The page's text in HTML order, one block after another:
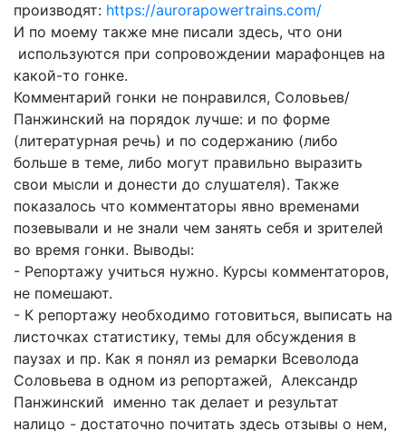
производят: https://aurorapowertrains.com/
И по моему также мне писали здесь, что они
используются при сопровождении марафонцев на
какой-то гонке.
Комментарий гонки не понравился, Соловьев/
Панжинский на порядок лучше: и по форме
(литературная речь) и по содержанию (либо
больше в теме, либо могут правильно выразить
свои мысли и донести до слушателя). Также
показалось что комментаторы явно временами
позевывали и не знали чем занять себя и зрителей
во время гонки. Выводы:
- Репортажу учиться нужно. Курсы комментаторов,
не помешают.
- К репортажу необходимо готовиться, выписать на
листочках статистику, темы для обсуждения в
паузах и пр. Как я понял из ремарки Всеволода
Соловьева в одном из репортажей, Александр
Панжинский именно так делает и результат
налицо - достаточно почитать здесь отзывы о нем,